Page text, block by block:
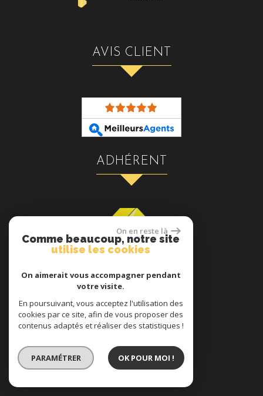
AVIS CLIENT
ADHÉRENT
se connecter
Espace propriétaires
On en reste là
Comme beaucoup, notre site
utilise les cookies
On aimerait vous accompagner pendant
votre visite.
En poursuivant, vous acceptez l'utilisation des
cookies par ce site, afin de vous proposer des
contenus adaptés et réaliser des statistiques !
PARAMÉTRER OK POUR MOI !